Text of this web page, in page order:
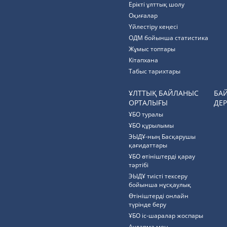
Ерікті ұлттық шолу
Оқиғалар
Үйлестіру кеңесі
ОДМ бойынша статистика
Жұмыс топтары
Кітапхана
Табыс тарихтары
ҰЛТТЫҚ БАЙЛАНЫС
ОРТАЛЫҒЫ
ҰБО туралы
ҰБО құрылымы
ЭЫДҰ-ның Басқарушы
қағидаттары
ҰБО өтініштерді қарау
тәртібі
ЭЫДҰ тиісті тексеру
бойынша нұсқаулық
Өтініштерді онлайн
түрінде беру
ҰБО іс-шаралар жоспары